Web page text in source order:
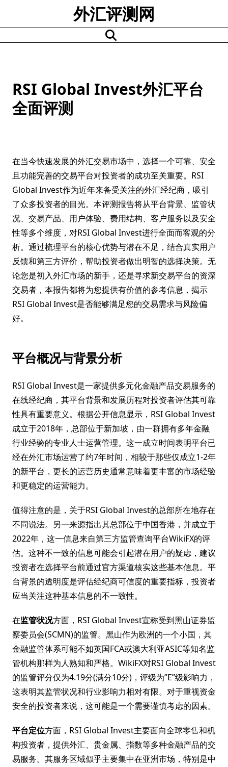
content
外汇评测网
RSI Global Invest外汇平台
全面评测
在当今快速发展的外汇交易市场中，选择一个可靠、安全
且功能完善的交易平台对投资者的成功至关重要。RSI
Global Invest作为近年来备受关注的外汇经纪商，吸引
了众多投资者的目光。本评测报告将从平台背景、监管状
况、交易产品、用户体验、费用结构、客户服务以及安全
性等多个维度，对RSI Global Invest进行全面而客观的分
析。通过梳理平台的核心优势与潜在不足，结合真实用户
反馈和第三方评价，帮助投资者做出明智的选择决策。无
论您是初入外汇市场的新手，还是寻求新交易平台的资深
交易者，本报告都将为您提供有价值的参考信息，揭示
RSI Global Invest是否能够满足您的交易需求与风险偏
好。
平台概况与背景分析
RSI Global Invest是一家提供多元化金融产品交易服务的
在线经纪商，其平台背景和发展历程对投资者评估其可靠
性具有重要意义。根据公开信息显示，RSI Global Invest
成立于2018年，总部位于新加坡，由一群拥有多年金融
行业经验的专业人士运营管理。这一成立时间表明平台已
经在外汇市场运营了约7年时间，相较于那些仅成立1-2年
的新平台，更长的运营历史通常意味着更丰富的市场经验
和更稳定的运营能力。
值得注意的是，关于RSI Global Invest的总部所在地存在
不同说法。另一来源指出其总部位于中国香港，并成立于
2022年，这一信息来自第三方监管查询平台WikiFX的评
估。这种不一致的信息可能会引起潜在用户的疑虑，建议
投资者在选择平台前通过官方渠道核实这些基本信息。平
台背景的透明度是评估经纪商可信度的重要指标，投资者
应当关注这种基本信息的不一致性。
在监管状况方面，RSI Global Invest宣称受到黑山证券监
察委员会(SCMN)的监管。黑山作为欧洲的一个小国，其
金融监管体系可能不如英国FCA或澳大利亚ASIC等知名监
管机构那样为人熟知和严格。WikiFX对RSI Global Invest
的监管评分仅为4.19分(满分10分)，评级为”E”级影响力，
这表明其监管状况和行业影响力相对有限。对于重视资金
安全的投资者来说，这可能是一个需要谨慎考虑的因素。
平台定位方面，RSI Global Invest主要面向全球零售和机
构投资者，提供外汇、贵金属、指数等多种金融产品的交
易服务。其服务区域似乎主要集中在亚洲市场，特别是中